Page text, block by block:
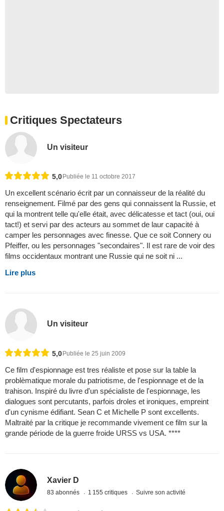
Critiques Spectateurs
Un visiteur
5,0 Publiée le 11 octobre 2017
Un excellent scénario écrit par un connaisseur de la réalité du
renseignement. Filmé par des gens qui connaissent la Russie, et
qui la montrent telle qu'elle était, avec délicatesse et tact (oui, oui
tact!) et servi par des acteurs au sommet de laur capacité à
camper les personnages avec finesse. Que ce soit Connery ou
Pfeiffer, ou les personnages "secondaires". Il est rare de voir des
films occidentaux montrant une Russie qui ne soit ni ...
Lire plus
Un visiteur
5,0Publiée le 25 juin 2009
Ce film d'espionnage est tres réaliste et pose sur la table la
problèmatique morale du patriotisme, de l'espionnage et de la
trahison. Inspiré du livre d'un spécialiste de l'espionnage, les
dialogues sont percutants, parfois droles et ironiques, empreint
d'un cynisme édifiant. Sean C et Michelle P sont excellents.
Maltraité par la critique je recommande vivement ce film sur la
grande période de la guerre froide URSS vs USA. ****
Xavier D
83 abonnés 1 155 critiques Suivre son activité